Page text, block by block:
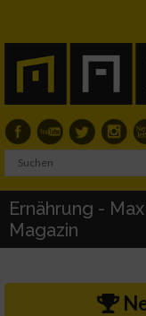
Ernährung -
Magazin